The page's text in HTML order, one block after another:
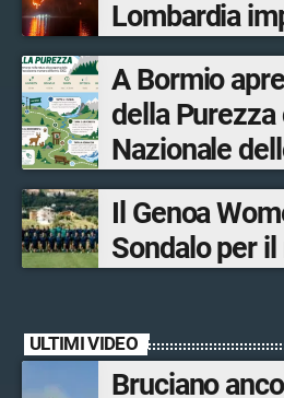
Lombardia
fronti, 48
tra le
Sondrio,
A Bormio apre il Sentiero
della
Nazionale
Bormio
Il Genoa
Sondalo per
ULTIMI VIDEO
Bruciano